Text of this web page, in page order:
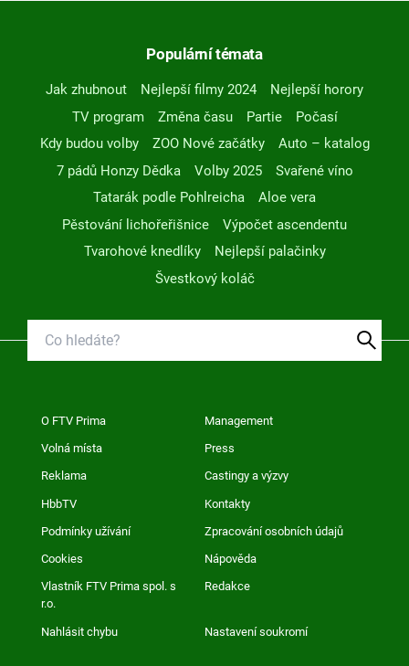
Populární témata
Jak zhubnout Nejlepší filmy 2024
Nejlepší horory
TV program
Změna času Partie
Počasí
Kdy budou volby
ZOO Nové začátky
Auto – katalog
7 pádů Honzy Dědka
Volby 2025
Svařené víno
Tatarák podle Pohlreicha
Aloe vera
Pěstování lichořeřišnice
Výpočet ascendentu
Tvarohové knedlíky
Nejlepší palačinky
Švestkový koláč
O FTV Prima Management
Volná místa Press
Reklama Castingy a výzvy
HbbTV Kontakty
Podmínky užívání Zpracování osobních údajů
Cookies Nápověda
Vlastník FTV Prima spol. s
r.o.
Redakce
Nahlásit chybu Nastavení soukromí